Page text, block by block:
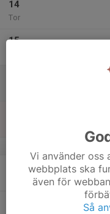
14
Tor
15
Vi använder
webbplats ska
även för
Så